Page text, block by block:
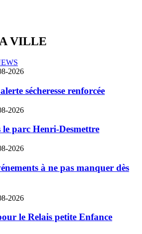
VILLE
2026
sécheresse renforcée
2026
parc Henri-Desmettre
2026
à ne pas manquer dès
2026
le Relais petite Enfance